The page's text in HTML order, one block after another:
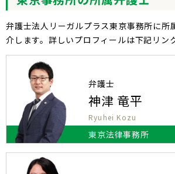
弁護士法人リーガルプラス東京事務所に所
介します。詳しいプロフィールは下記リン
東京法律事務所
弁護士
神津 竜平
Ryuhei Kozu